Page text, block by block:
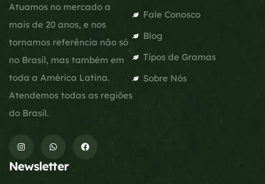
Atuamos no mercado a
mais de 20 anos, e nos
tornamos referência não só
no Brasil, mas também em
toda a América Latina.
Atendemos todas as regiões
do Brasil.
Fale Conosco
Blog
Tipos de Gramas
Sobre Nós
Newsletter